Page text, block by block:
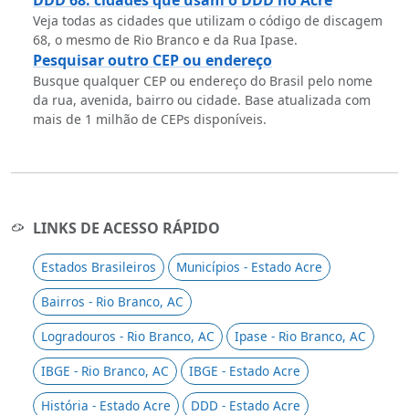
Veja todas as cidades que utilizam o código de discagem
68, o mesmo de Rio Branco e da Rua Ipase.
Pesquisar outro CEP ou endereço
Busque qualquer CEP ou endereço do Brasil pelo nome
da rua, avenida, bairro ou cidade. Base atualizada com
mais de 1 milhão de CEPs disponíveis.
LINKS DE ACESSO RÁPIDO
Estados Brasileiros
Municípios - Estado Acre
Bairros - Rio Branco, AC
Logradouros - Rio Branco, AC
Ipase - Rio Branco, AC
IBGE - Rio Branco, AC
IBGE - Estado Acre
História - Estado Acre
DDD - Estado Acre